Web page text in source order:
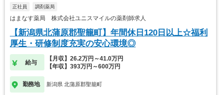
正社員 調剤薬局
はまなす薬局 株式会社ユニスマイルの薬剤師求人
【新潟県北蒲原郡聖籠町】年間休日120日以上☆福利
厚生・研修制度充実の安心環境◎
給与
【月収】26.2万円～41.0万円
【年収】393万円～600万円
勤務地 新潟県 北蒲原郡聖籠町